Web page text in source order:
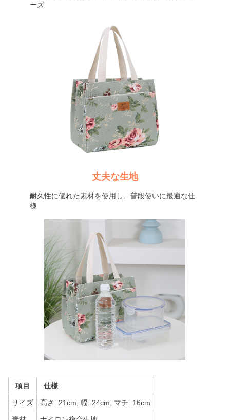
ーズ
丈夫な生地
耐久性に優れた素材を使用し、普段使いに最適な仕
様
項目 仕様
サイズ 高さ: 21cm, 幅: 24cm, マチ: 16cm